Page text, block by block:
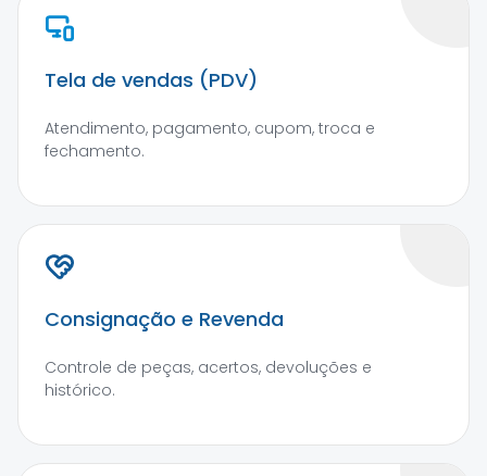
Tela de vendas (PDV)
Atendimento, pagamento, cupom, troca e
fechamento.
Consignação e Revenda
Controle de peças, acertos, devoluções e
histórico.